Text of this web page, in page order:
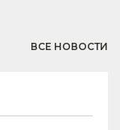
ВСЕ НОВОСТИ